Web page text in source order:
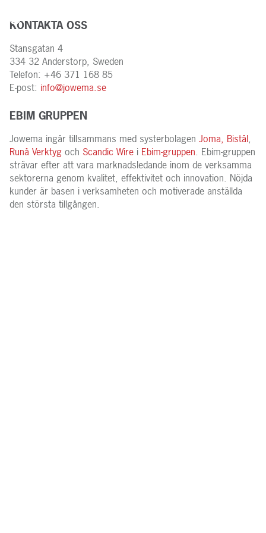
KONTAKTA OSS
Stansgatan 4
334 32 Anderstorp, Sweden
Telefon: +46 371 168 85
E-post: info@jowema.se
EBIM GRUPPEN
Jowema ingår tillsammans med systerbolagen Joma, Bistål,
Runå Verktyg och Scandic Wire i Ebim-gruppen. Ebim-gruppen
strävar efter att vara marknadsledande inom de verksamma
sektorerna genom kvalitet, effektivitet och innovation. Nöjda
kunder är basen i verksamheten och motiverade anställda
den största tillgången.